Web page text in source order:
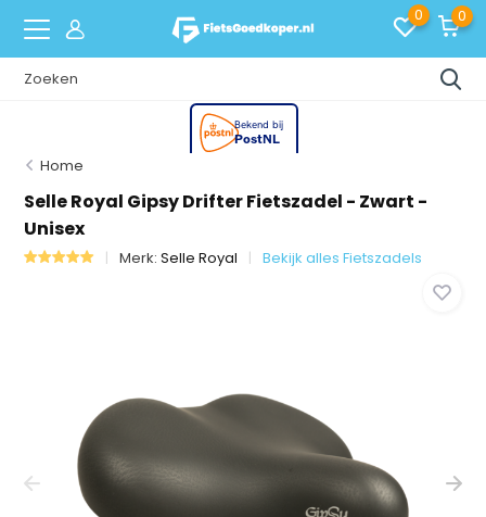
0 0
Home
Selle Royal Gipsy Drifter Fietszadel - Zwart -
Unisex
Merk:Selle Royal Bekijk alles Fietszadels